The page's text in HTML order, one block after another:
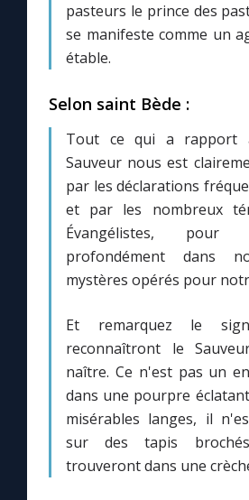
pasteurs le prince des
se manifeste comme un
étable.
Selon saint Bède :
Tout ce qui a rapport
Sauveur nous est
par les déclarations
et par les nombreux
Évangélistes, pour
profondément dans
mystères opérés pour
Et remarquez le
reconnaîtront le
naître. Ce n'est pas un
dans une pourpre
misérables langes, il
sur des tapis
trouveront dans une